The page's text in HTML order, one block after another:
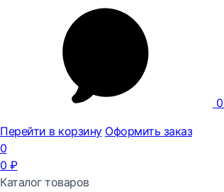
0
Перейти в корзину Оформить заказ
0
0 ₽
Каталог товаров